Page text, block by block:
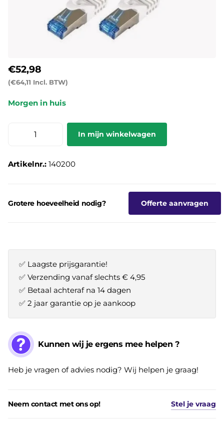
(€64,11 Incl. BTW)
€52,98
Morgen in huis
In mijn winkelwagen
Artikelnr.: 140200
Grotere hoeveelheid nodig? Offerte aanvragen
✅ Laagste prijsgarantie!
✅ Verzending vanaf slechts € 4,95
✅ Betaal achteraf na 14 dagen
✅ 2 jaar garantie op je aankoop
Kunnen wij je ergens mee helpen ?
Heb je vragen of advies nodig? Wij helpen je graag!
Neem contact met ons op! Stel je vraag